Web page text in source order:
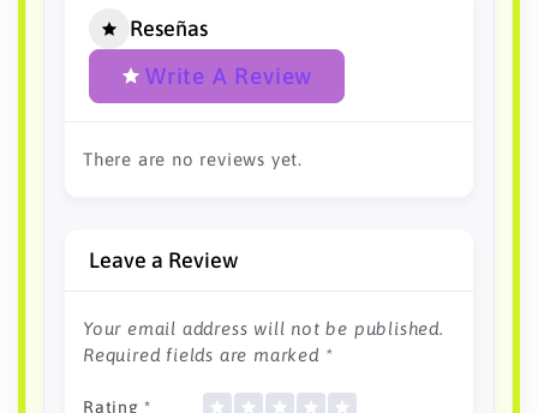
Reseñas
Write A Review
There are no reviews yet.
Leave a Review
Your email address will not be published.
Required fields are marked *
Rating *